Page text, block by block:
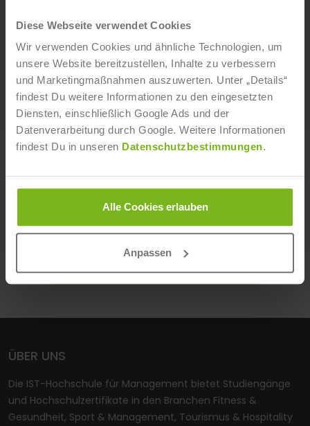
Diese Webseite verwendet Cookies
Wir verwenden Cookies und ähnliche Technologien, um
unsere Website bereitzustellen, Inhalte zu verbessern
und Marketingmaßnahmen auszuwerten. Unter „Details“
findest Du weitere Informationen zu den eingesetzten
Diensten, einschließlich Google Ads und der
Datenverarbeitung durch Google. Weitere Informationen
findest Du in unseren Datenschutzbestimmungen.
Alle Cookies erlauben
Anpassen
Autogenes Training und die damit verbundene kleine
Auszeit für zwischendurch wirkt diese Form der
Entspannung sehr positiv auf den Körper.
Weiterlesen
ERFAHRE MEHR ÜBER UNSERE
STUDIENGÄNGE UND WEITERBILDUNGEN!
IST-HOCHSCHULE
IST-STUDIENINSTITUT
ÜBER UNS
Die IST-Hochschule für Management bietet Studiengänge
und Hochschulzertifikate in den Branchen Fitness &
Gesundheit, Sport & Management, Tourismus & Hospitality